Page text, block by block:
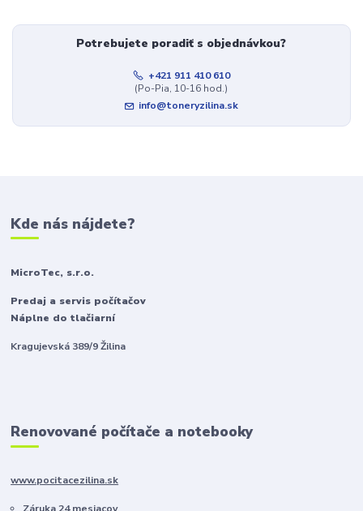
Potrebujete poradiť s objednávkou?
+421 911 410 610
(Po-Pia, 10-16 hod.)
info@toneryzilina.sk
Kde nás nájdete?
MicroTec, s.r.o.
Predaj a servis počítačov
Náplne do tlačiarní
Kragujevská 389/9 Žilina
Renovované počítače a notebooky
www.pocitacezilina.sk